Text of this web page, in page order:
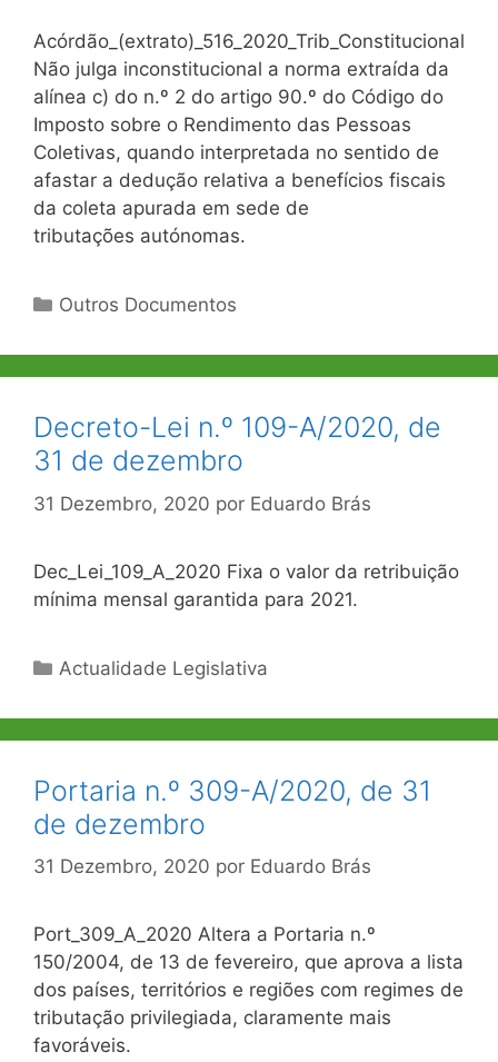
Acórdão_(extrato)_516_2020_Trib_Constitucional
Não julga inconstitucional a norma extraída da
alínea c) do n.º 2 do artigo 90.º do Código do
Imposto sobre o Rendimento das Pessoas
Coletivas, quando interpretada no sentido de
afastar a dedução relativa a benefícios fiscais
da coleta apurada em sede de
tributações autónomas.
Categorias
Outros Documentos
Decreto-Lei n.º 109-A/2020, de
31 de dezembro
31 Dezembro, 2020 por Eduardo Brás
Dec_Lei_109_A_2020 Fixa o valor da retribuição
mínima mensal garantida para 2021.
Categorias
Actualidade Legislativa
Portaria n.º 309-A/2020, de 31
de dezembro
31 Dezembro, 2020 por Eduardo Brás
Port_309_A_2020 Altera a Portaria n.º
150/2004, de 13 de fevereiro, que aprova a lista
dos países, territórios e regiões com regimes de
tributação privilegiada, claramente mais
favoráveis.